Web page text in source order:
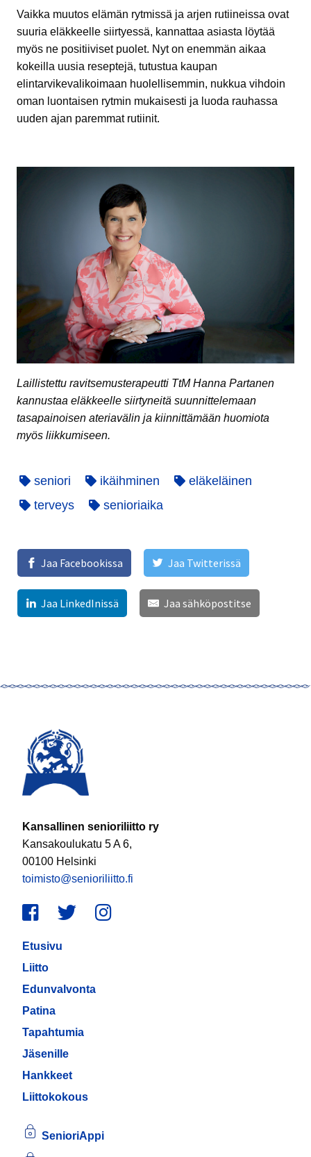
Vaikka muutos elämän rytmissä ja arjen rutiineissa ovat
suuria eläkkeelle siirtyessä, kannattaa asiasta löytää
myös ne positiiviset puolet. Nyt on enemmän aikaa
kokeilla uusia reseptejä, tutustua kaupan
elintarvikevalikoimaan huolellisemmin, nukkua vihdoin
oman luontaisen rytmin mukaisesti ja luoda rauhassa
uuden ajan paremmat rutiinit.
Laillistettu ravitsemusterapeutti TtM Hanna Partanen
kannustaa eläkkeelle siirtyneitä suunnittelemaan
tasapainoisen ateriavälin ja kiinnittämään huomiota
myös liikkumiseen.
seniori ikäihminen
eläkeläinen
terveys
senioriaika
Jaa Facebookissa Jaa Twitterissä
Jaa LinkedInissä Jaa sähköpostitse
Kansallinen senioriliitto ry
Kansakoulukatu 5 A 6,
00100 Helsinki
toimisto@senioriliitto.fi
Facebook
TwitterInstagram
Etusivu
Liitto
Edunvalvonta
Patina
Tapahtumia
Jäsenille
Hankkeet
Liittokokous
SenioriAppi